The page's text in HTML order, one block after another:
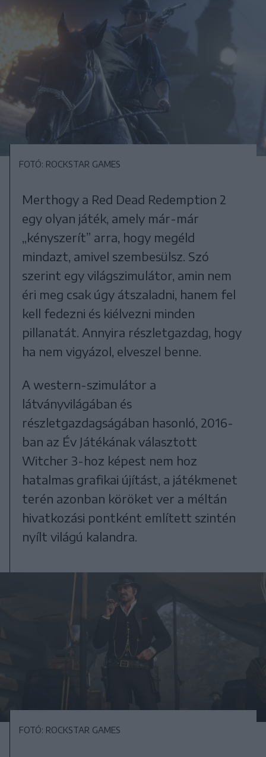
FOTÓ: ROCKSTAR GAMES
Merthogy a Red Dead Redemption 2
egy olyan játék, amely már-már
„kényszerít” arra, hogy megéld
mindazt, amivel szembesülsz. Szó
szerint egy világszimulátor, amin nem
éri meg csak úgy átszaladni, hanem fel
kell fedezni és kiélvezni minden
pillanatát. Annyira részletgazdag, hogy
ha nem vigyázol, elveszel benne.
A western-szimulátor a
látványvilágában és
részletgazdagságában hasonló, 2016-
ban az Év Játékának választott
Witcher 3-hoz képest nem hoz
hatalmas grafikai újítást, a játékmenet
terén azonban köröket ver a méltán
hivatkozási pontként említett szintén
nyílt világú kalandra.
FOTÓ: ROCKSTAR GAMES